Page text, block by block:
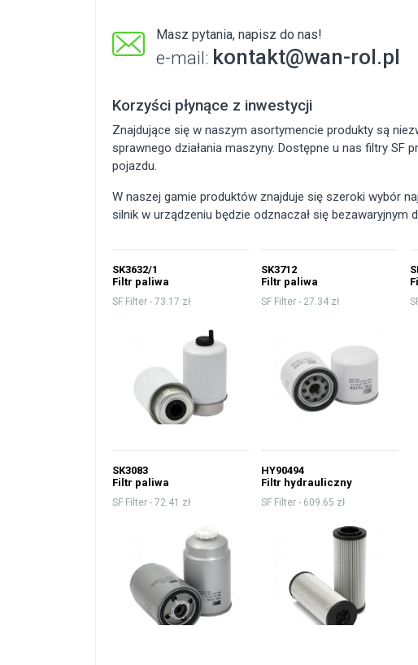
Masz pytania, napisz do nas!
e-mail: kontakt@wan-rol.pl
Korzyści płynące z inwestycji
Znajdujące się w naszym asortymencie produkty są
sprawnego działania maszyny. Dostępne u nas filtry
pojazdu.
W naszej gamie produktów znajduje się szeroki wybór
silnik w urządzeniu będzie odznaczał się bezawaryjnym
SK3632/1
Filtr paliwa
SF Filter - 73.17 zł
SK3712
Filtr paliwa
SF Filter - 27.34 zł
SK3083
Filtr paliwa
SF Filter - 72.41 zł
HY90494
Filtr hydrauliczny
SF Filter - 609.65 zł